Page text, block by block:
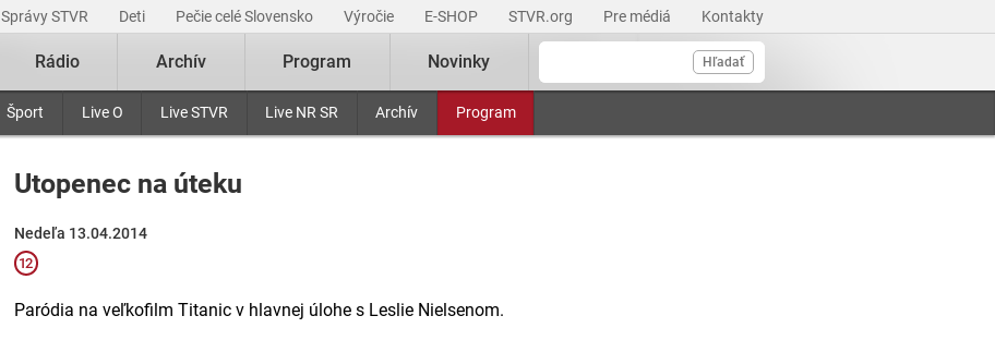
Správy STVR Deti Pečie celé Slovensko Výročie E-SHOP STVR.org Pre médiá Kontakty
Hľadať
Šport Live O Live STVR Live NR SR Archív Program
Rádio Archív Program Novinky
Utopenec na úteku
Nedeľa 13.04.2014
Paródia na veľkofilm Titanic v hlavnej úlohe s Leslie Nielsenom.